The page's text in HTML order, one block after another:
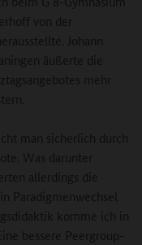
von der
Johann
äußerte die
mehr
man sicherlich durch
Was darunter
allerdings die
Paradigmenwechsel
komme ich in
bessere Peergroup-